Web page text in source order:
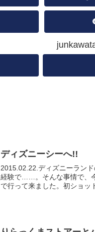
ディズニーシーへ!!
2015.02.22.ディズニーラン
経験で……。そんな事情で、
で行って来ました。初ショッ